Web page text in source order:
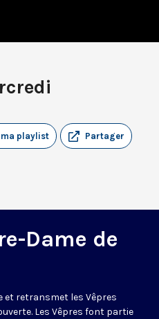
Partager
playlist
Dame de
et retransmet les Vêpres
Les Vêpres font partie